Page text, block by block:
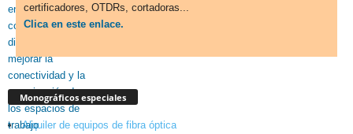
certificadores, OTDRs, cortadoras...
Clica en este enlace.
Monográficos especiales
Alquiler de equipos de fibra óptica